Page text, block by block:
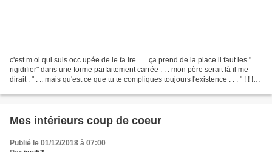
c'est m oi qui suis occ upée de le fa ire . . . ça prend de la place il faut les "
rigidifier" dans une forme parfaitement carrée . . . mon père serait là il me
dirait : " . .. mais qu'est ce que tu te compliques toujours l'existence . . . " ! ! !
Mes intérieurs coup de coeur
Publié le 01/12/2018 à 07:00